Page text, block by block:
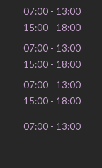
07:00 - 13:00
15:00 - 18:00
07:00 - 13:00
15:00 - 18:00
07:00 - 13:00
15:00 - 18:00
07:00 - 13:00